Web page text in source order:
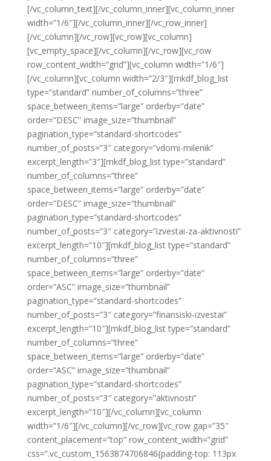
[/vc_column_text][/vc_column_inner][vc_column_inner
width=”1/6″][/vc_column_inner][/vc_row_inner]
[/vc_column][/vc_row][vc_row][vc_column]
[vc_empty_space][/vc_column][/vc_row][vc_row
row_content_width=”grid”][vc_column width=”1/6″]
[/vc_column][vc_column width=”2/3″][mkdf_blog_list
type=”standard” number_of_columns=”three”
space_between_items=”large” orderby=”date”
order=”DESC” image_size=”thumbnail”
pagination_type=”standard-shortcodes”
number_of_posts=”3″ category=”vdomi-milenik”
excerpt_length=”3″][mkdf_blog_list type=”standard”
number_of_columns=”three”
space_between_items=”large” orderby=”date”
order=”DESC” image_size=”thumbnail”
pagination_type=”standard-shortcodes”
number_of_posts=”3″ category=”izvestai-za-aktivnosti”
excerpt_length=”10″][mkdf_blog_list type=”standard”
number_of_columns=”three”
space_between_items=”large” orderby=”date”
order=”ASC” image_size=”thumbnail”
pagination_type=”standard-shortcodes”
number_of_posts=”3″ category=”finansiski-izvestai”
excerpt_length=”10″][mkdf_blog_list type=”standard”
number_of_columns=”three”
space_between_items=”large” orderby=”date”
order=”ASC” image_size=”thumbnail”
pagination_type=”standard-shortcodes”
number_of_posts=”3″ category=”aktivnosti”
excerpt_length=”10″][/vc_column][vc_column
width=”1/6″][/vc_column][/vc_row][vc_row gap=”35″
content_placement=”top” row_content_width=”grid”
css=”.vc_custom_1563874706846{padding-top: 113px